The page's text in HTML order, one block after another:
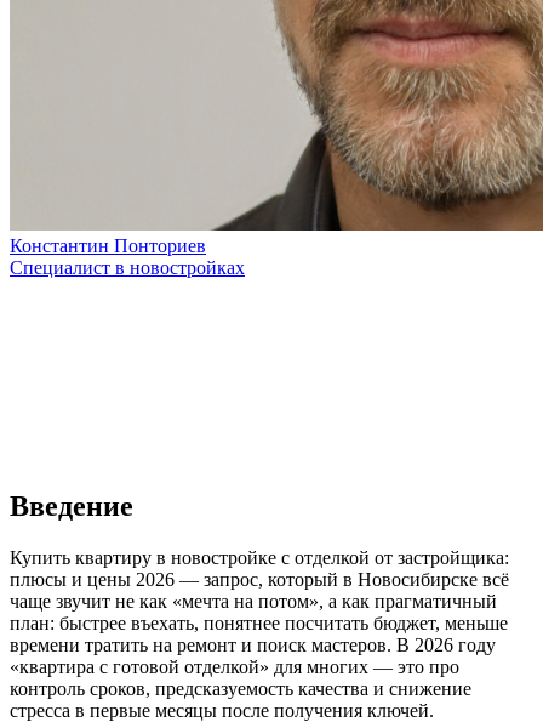
Константин Понториев
Специалист в новостройках
Введение
Купить квартиру в новостройке с отделкой от застройщика:
плюсы и цены 2026 — запрос, который в Новосибирске всё
чаще звучит не как «мечта на потом», а как прагматичный
план: быстрее въехать, понятнее посчитать бюджет, меньше
времени тратить на ремонт и поиск мастеров. В 2026 году
«квартира с готовой отделкой» для многих — это про
контроль сроков, предсказуемость качества и снижение
стресса в первые месяцы после получения ключей.